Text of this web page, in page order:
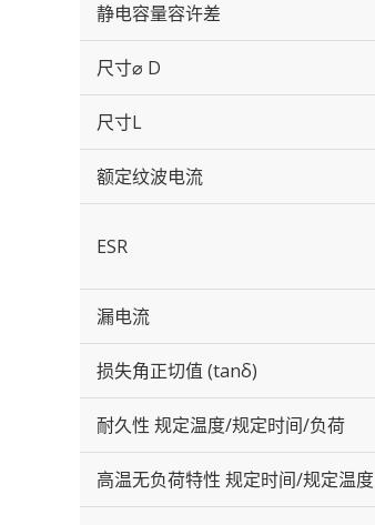
静电容量容许差
尺寸⌀ D
尺寸L
额定纹波电流
ESR
漏电流
损失角正切值 (tanδ)
耐久性 规定温度/规定时间/负荷
高温无负荷特性 规定时间/规定温度